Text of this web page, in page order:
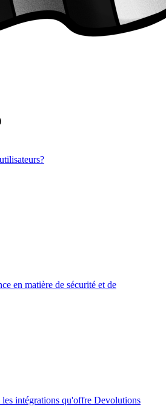
en matière de sécurité et de
intégrations qu'offre Devolutions